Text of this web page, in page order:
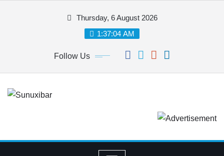
Thursday, 6 August 2026
1:37:04 AM
Follow Us